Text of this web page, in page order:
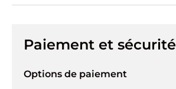
Paiement et sécurité
Options de paiement